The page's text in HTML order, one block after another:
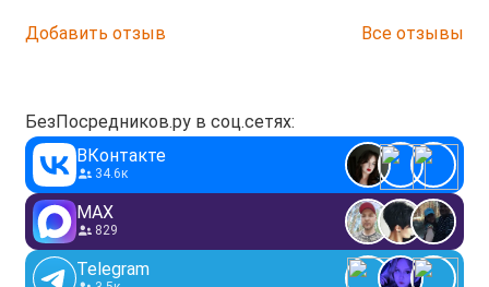
Добавить отзыв Все отзывы
БезПосредников.ру в соц.сетях:
ВКонтакте
34.6к
MAX
829
Telegram